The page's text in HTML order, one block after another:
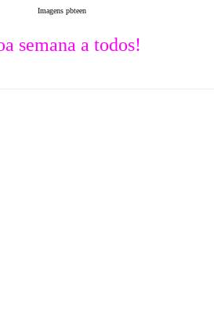
Imagens pbteen
semana a todos!